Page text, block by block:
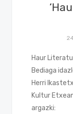
Haur
Bediaga
Herri
Kultur
argazki: